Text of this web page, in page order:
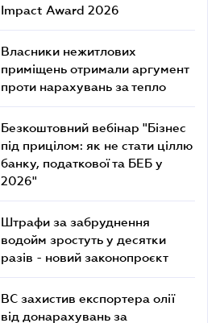
Impact Award 2026
Власники нежитлових
приміщень отримали аргумент
проти нарахувань за тепло
Безкоштовний вебінар "Бізнес
під прицілом: як не стати ціллю
банку, податкової та БЕБ у
2026"
Штрафи за забруднення
водойм зростуть у десятки
разів - новий законопроєкт
ВС захистив експортера олії
від донарахувань за